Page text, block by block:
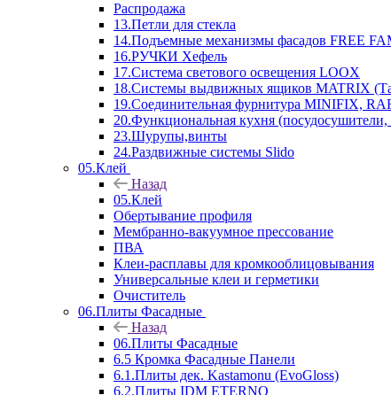
Распродажа
13.Петли для стекла
14.Подъемные механизмы фасадов FREE
16.РУЧКИ Хефель
17.Система светового освещения LOOX
18.Системы выдвижных ящиков MATRIX
19.Соединительная фурнитура MINIFIX,
20.Функциональная кухня
23.Шурупы,винты
24.Раздвижные системы Slido
05.Клей
Назад
05.Клей
Обертывание профиля
Мембранно-вакуумное прессование
ПВА
Клеи-расплавы для кромкооблицовывания
Универсальные клеи и герметики
Очиститель
06.Плиты Фасадные
Назад
06.Плиты Фасадные
6.5 Кромка Фасадные Панели
6.1.Плиты дек. Kastamonu (EvoGloss)
6.2.Плиты IDM ETERNO